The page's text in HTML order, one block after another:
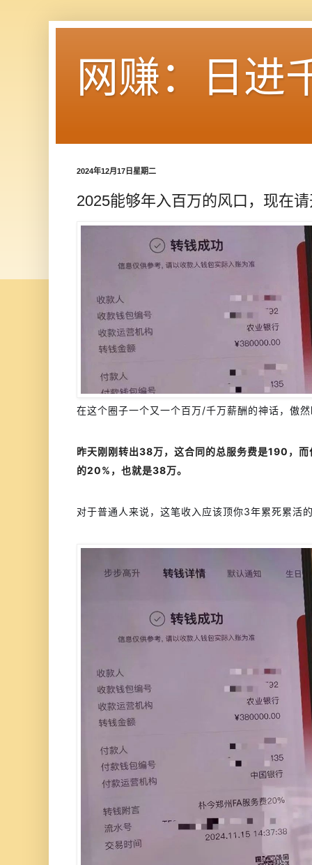
网赚：日进
2024年12月17日星期二
2025能够年入百万的风口，现在
在这个圈子一个又一个百万/千万薪酬的神话，傲
昨天刚刚转出38万，这合同的总服务费是190，
的20%，也就是38万。
对于普通人来说，这笔收入应该顶你3年累死累活